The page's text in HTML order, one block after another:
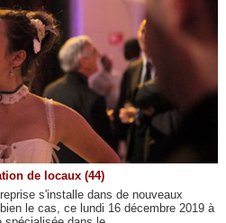
de locaux (44)
s'installe dans de nouveaux
le cas, ce lundi 16 décembre 2019 à